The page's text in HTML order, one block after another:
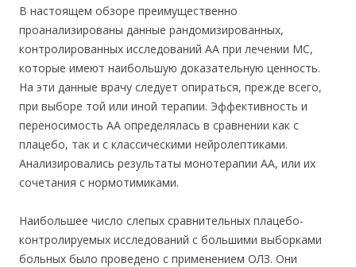
В настоящем обзоре преимущественно
проанализированы данные рандомизированных,
контролированных исследований АА при лечении МС,
которые имеют наибольшую доказательную ценность.
На эти данные врачу следует опираться, прежде всего,
при выборе той или иной терапии. Эффективность и
переносимость АА определялась в сравнении как с
плацебо, так и с классическими нейролептиками.
Анализировались результаты монотерапии АА, или их
сочетания с нормотимиками.
Наибольшее число слепых сравнительных плацебо-
контролируемых исследований с большими выборками
больных было проведено с применением ОЛЗ. Они